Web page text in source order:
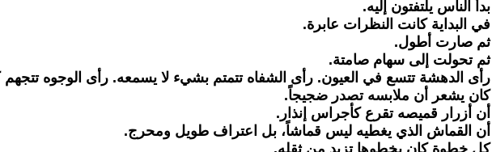
بدأ الناس يلتفتون إليه.
في البداية كانت النظرات عابرة.
ثم صارت أطول.
ثم تحولت إلى سهام صامتة.
رأى الدهشة تتسع في العيون. رأى الشفاه تتمتم بشيء لا يسمعه. رأى الوجوه تتجهم
كان يشعر أن ملابسه تصدر ضجيجاً.
أن أزرار قميصه تقرع كأجراس إنذار.
أن القماش الذي يغطيه ليس قماشاً، بل اعتراف طويل ومحرج.
كل خطوة كان يخطوها تزيد من ثقله.